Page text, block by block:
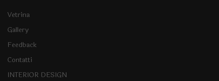
Vetrina
Gallery
Feedback
Contatti
INTERIOR DESIGN